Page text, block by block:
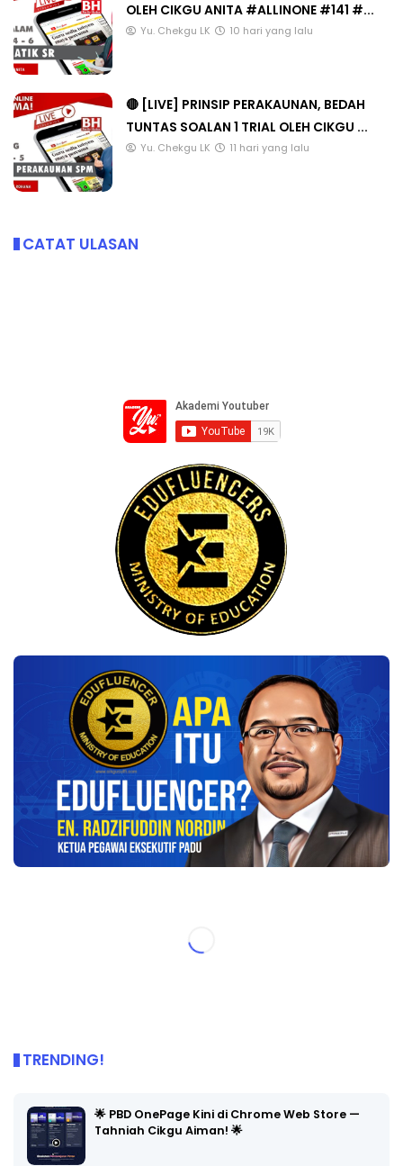
OLEH CIKGU ANITA #ALLINONE #141 #...
Yu. Chekgu LK 10 hari yang lalu
🔴 [LIVE] PRINSIP PERAKAUNAN, BEDAH
TUNTAS SOALAN 1 TRIAL OLEH CIKGU ...
Yu. Chekgu LK 11 hari yang lalu
CATAT ULASAN
TRENDING!
🌟 PBD OnePage Kini di Chrome Web Store —
Tahniah Cikgu Aiman! 🌟